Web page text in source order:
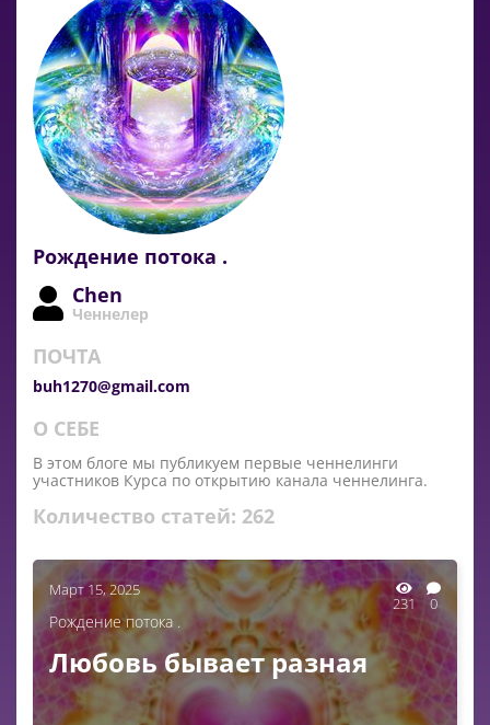
Рождение потока .
Chen
Ченнелер
ПОЧТА
buh1270@gmail.com
О СЕБЕ
В этом блоге мы публикуем первые ченнелинги
участников Курса по открытию канала ченнелинга.
Количество статей: 262
Март 15, 2025
231 0
Рождение потока .
Любовь бывает разная